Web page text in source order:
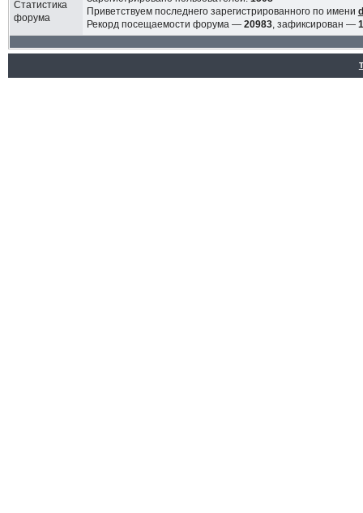
Приветствуем последнего зарегистрированного по имени
Рекорд посещаемости форума — 20983, зафиксирован —